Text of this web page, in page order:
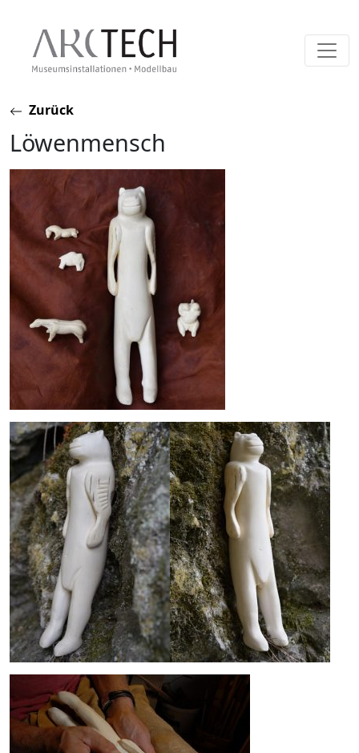
Skip
content
Zurück
Löwenmensch